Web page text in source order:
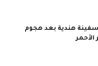
سفينة هندية بعد هجوم
الأحمر